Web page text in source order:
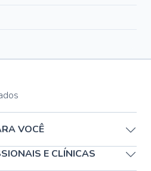
VOCÊ
E CLÍNICAS